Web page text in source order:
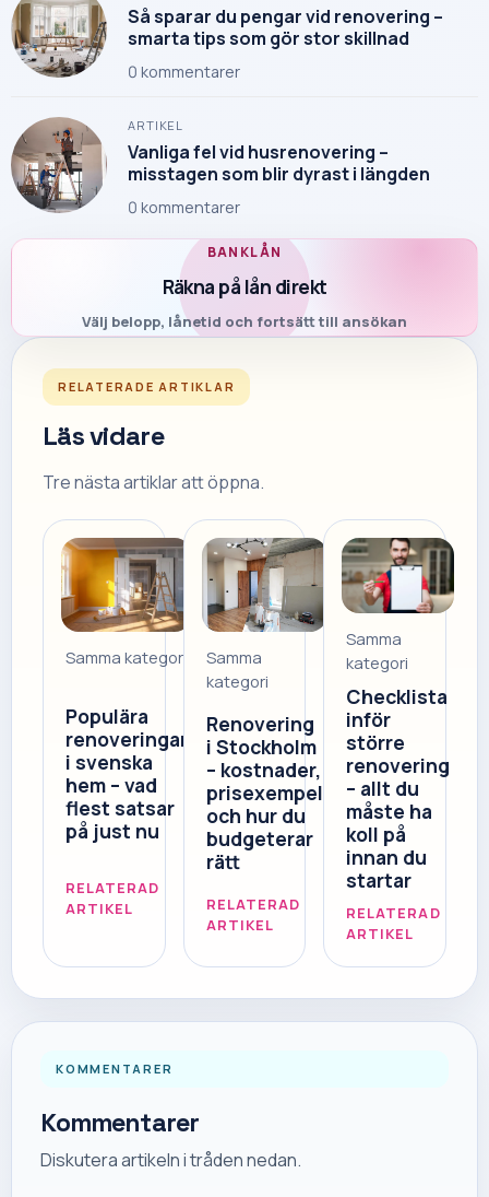
BANKLÅN
Räkna på lån direkt
Välj belopp, lånetid och fortsätt till ansökan
RELATERADE ARTIKLAR
Läs vidare
Tre nästa artiklar att öppna.
Samma kategori
Populära
renoveringar
i svenska
hem – vad
flest satsar
på just nu
RELATERAD
ARTIKEL
Samma
kategori
Renovering
i Stockholm
– kostnader,
prisexempel
och hur du
budgeterar
rätt
RELATERAD
ARTIKEL
Samma
kategori
Checklista
inför
större
renovering
– allt du
måste ha
koll på
innan du
startar
RELATERAD
ARTIKEL
KOMMENTARER
Kommentarer
Diskutera artikeln i tråden nedan.
Så sparar du pengar vid renovering –
smarta tips som gör stor skillnad
0 kommentarer
ARTIKEL
Vanliga fel vid husrenovering –
misstagen som blir dyrast i längden
0 kommentarer